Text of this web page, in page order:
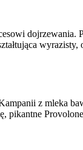
dojrzewania.
wyrazisty,
z mleka
pikantne